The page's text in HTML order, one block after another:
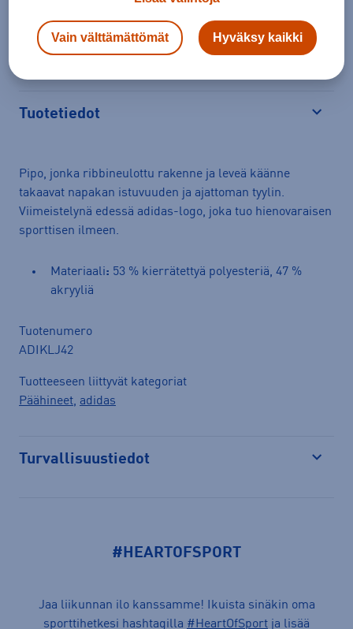
Arvioitu toimitusaika 1-3 arkipäivää.
Tilaus- ja toimituskulut
Ilmainen palautus
Tuotetiedot
Pipo, jonka ribbineulottu rakenne ja leveä käänne
takaavat napakan istuvuuden ja ajattoman tyylin.
Viimeistelynä edessä adidas-logo, joka tuo hienovaraisen
sporttisen ilmeen.
Materiaali: 53 % kierrätettyä polyesteriä, 47 %
akryyliä
Tuotenumero
ADIKLJ42
Tuotteeseen liittyvät kategoriat
Päähineet, adidas
Turvallisuustiedot
#HEARTOFSPORT
Jaa liikunnan ilo kanssamme! Ikuista sinäkin oma
sporttihetkesi hashtagilla #HeartOfSport ja lisää
Vain välttämättömät Hyväksy kaikki